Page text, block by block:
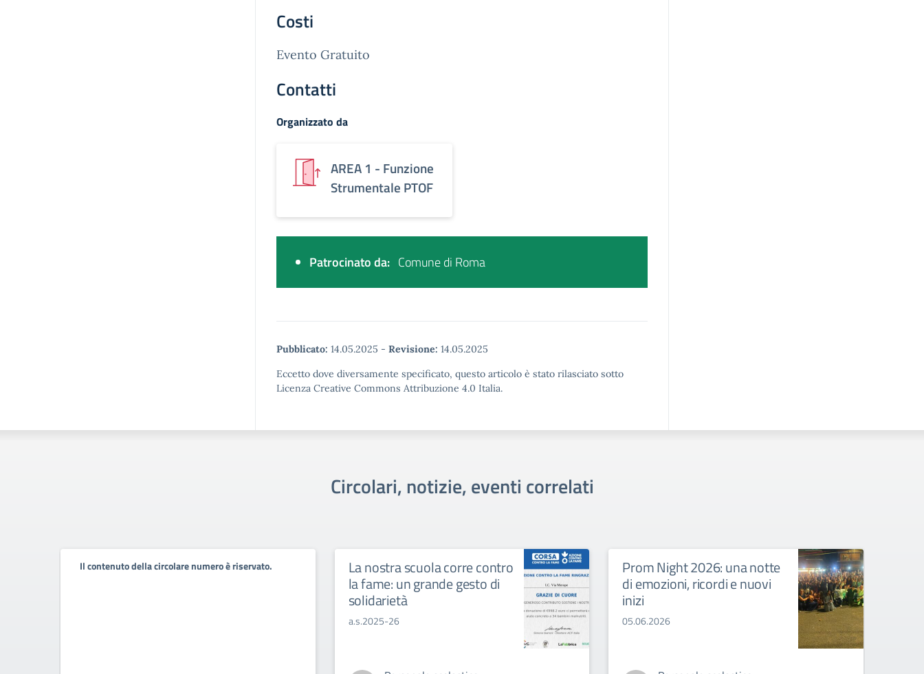
Costi
Evento Gratuito
Contatti
Organizzato da
AREA 1 - Funzione
Strumentale PTOF
Patrocinato da: Comune di Roma
Pubblicato: 14.05.2025 - Revisione: 14.05.2025
Eccetto dove diversamente specificato, questo articolo è stato rilasciato sotto
Licenza Creative Commons Attribuzione 4.0 Italia.
Circolari, notizie, eventi correlati
Il contenuto della circolare numero è riservato. La nostra scuola corre contro
la fame: un grande gesto di
solidarietà
a.s.2025-26
Prom Night 2026: una notte
di emozioni, ricordi e nuovi
inizi
05.06.2026